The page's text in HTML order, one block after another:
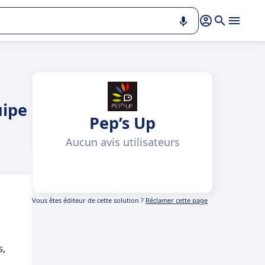
Pep’s Up
Aucun avis utilisateurs
Vous êtes éditeur de cette solution ? Réclamer cette page